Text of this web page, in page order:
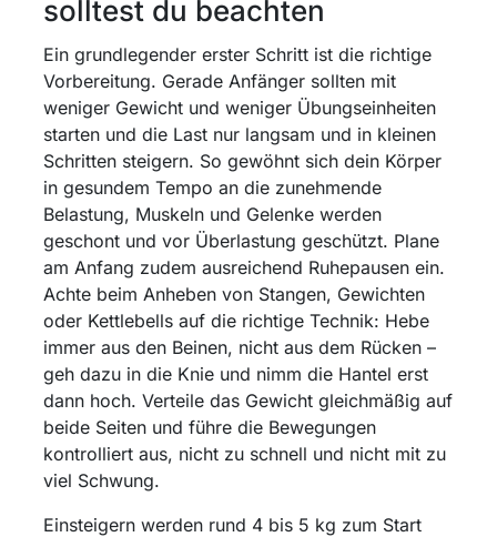
solltest du beachten
Ein grundlegender erster Schritt ist die richtige
Vorbereitung. Gerade Anfänger sollten mit
weniger Gewicht und weniger Übungseinheiten
starten und die Last nur langsam und in kleinen
Schritten steigern. So gewöhnt sich dein Körper
in gesundem Tempo an die zunehmende
Belastung, Muskeln und Gelenke werden
geschont und vor Überlastung geschützt. Plane
am Anfang zudem ausreichend Ruhepausen ein.
Achte beim Anheben von Stangen, Gewichten
oder Kettlebells auf die richtige Technik: Hebe
immer aus den Beinen, nicht aus dem Rücken –
geh dazu in die Knie und nimm die Hantel erst
dann hoch. Verteile das Gewicht gleichmäßig auf
beide Seiten und führe die Bewegungen
kontrolliert aus, nicht zu schnell und nicht mit zu
viel Schwung.
Einsteigern werden rund 4 bis 5 kg zum Start